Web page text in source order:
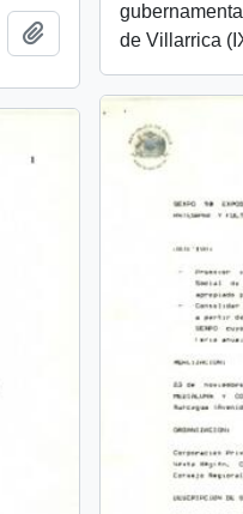
de Villarrica
Add to clipboard